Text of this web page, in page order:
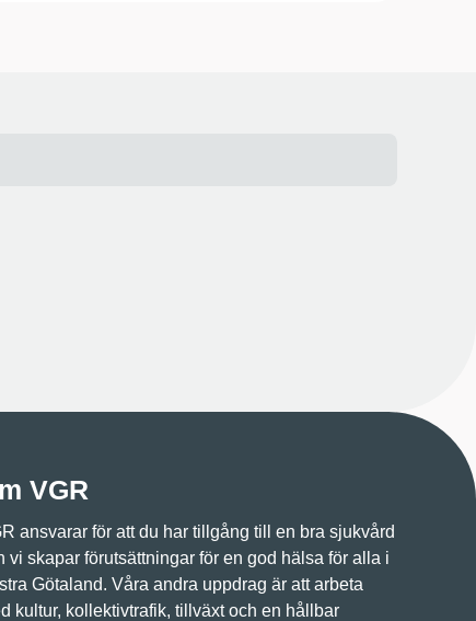
VGR
ansvarar för att du har tillgång till en bra sjukvård
vi skapar förutsättningar för en god hälsa för alla i
Götaland. Våra andra uppdrag är att arbeta
kultur, kollektivtrafik, tillväxt och en hållbar